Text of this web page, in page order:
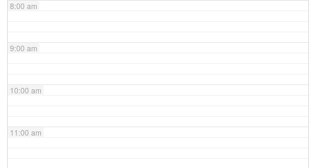
8:00 am
9:00 am
10:00 am
11:00 am